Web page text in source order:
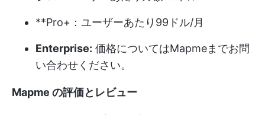
**Pro+：ユーザーあたり99ドル/月
Enterprise: 価格についてはMapmeまでお問
い合わせください。
Mapme の評価とレビュー